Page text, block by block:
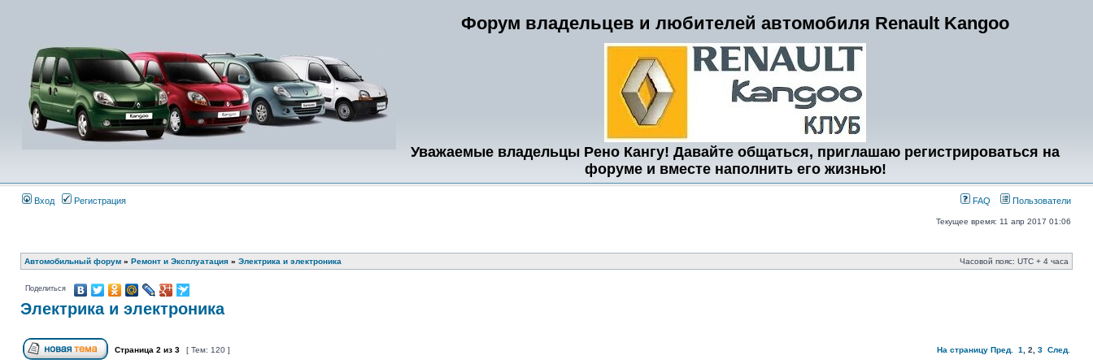
Форум владельцев и любителей автомобиля Renault Kangoo
Уважаемые владельцы Рено Кангу! Давайте общаться, приглашаю регистрироваться на
форуме и вместе наполнить его жизнью!
Вход Регистрация FAQ Пользователи
Текущее время: 11 апр 2017 01:06
Автомобильный форум » Ремонт и Эксплуатация » Электрика и электроника Часовой пояс: UTC + 4 часа
Поделиться
Электрика и электроника
Страница 2 из 3 [ Тем: 120 ] На страницу Пред. 1 2 3 След.